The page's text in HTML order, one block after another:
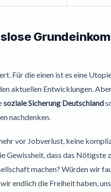
Für die einen ist es eine
aktuellen Entwicklungen.
soziale Sicherung Deutschland
nachdenken.
vor Jobverlust, keine
Gewissheit, dass das Nötigste
machen? Würden wir
endlich die Freiheit haben,